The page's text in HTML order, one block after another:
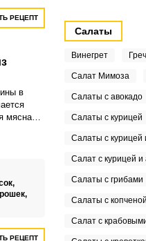
РЕЦЕПТ
в
мясная
РЕЦЕПТ
Салаты
Винегрет
Салат Мимоза
Салаты с авокадо
Салаты с курицей
Салаты с курицей
Салат с курицей
Салаты с грибами
Салаты с
Салат с